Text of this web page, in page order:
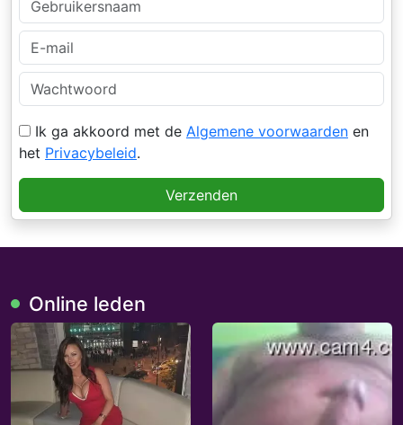
Ik ga akkoord met de Algemene voorwaarden en
het Privacybeleid.
Verzenden
Online leden